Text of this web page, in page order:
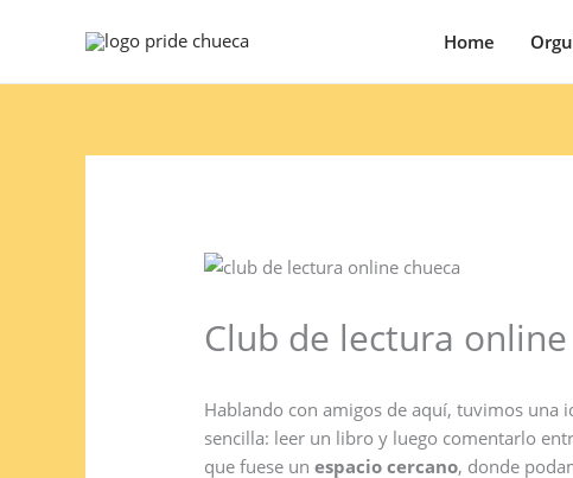
Home
Club de lectura online
Hablando con amigos de aquí, tuvimos
sencilla: leer un libro y luego comentarlo
que fuese unespacio cercano, donde